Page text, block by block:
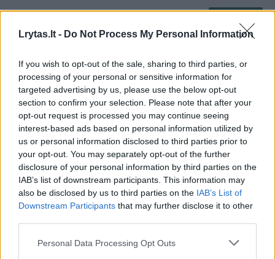
Lrytas.lt - Do Not Process My Personal Information
If you wish to opt-out of the sale, sharing to third parties, or
processing of your personal or sensitive information for
targeted advertising by us, please use the below opt-out
section to confirm your selection. Please note that after your
opt-out request is processed you may continue seeing
interest-based ads based on personal information utilized by
us or personal information disclosed to third parties prior to
your opt-out. You may separately opt-out of the further
disclosure of your personal information by third parties on the
IAB’s list of downstream participants. This information may
also be disclosed by us to third parties on the IAB’s List of
Downstream Participants that may further disclose it to other
Personal Data Processing Opt Outs
prabuvusi 4 mėnesius
00:00:48
Iš mokyklos pagrobti 79 vaikai, o sukrėsti tėvai
nesulaukia atsakymų
Žinios | Pasaulis
00:01:06
Tokie įsibrovėlės veiksmai šokiravo internautus – to
nesitikėjo niekas
Žinios | Augintinis
00:00:50
Pasaulį sukrėtė nužudymo mįslė: žurnalistas įėjo į